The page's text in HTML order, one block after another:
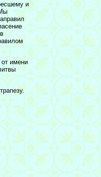
и
имени